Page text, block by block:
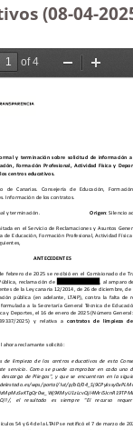
(08-04-